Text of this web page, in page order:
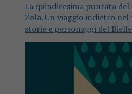
La quindicesima puntata
Zola. Un viaggio indietro
storie e personaggi del